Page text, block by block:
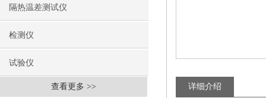
隔热温差测试仪
检测仪
试验仪
查看更多 >> 详细介绍